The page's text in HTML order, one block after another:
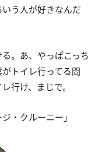
いう人が好きなんだ
。あ、やっぱこっち
トイレ行ってる間
行け、まじで。
・クルーニー」